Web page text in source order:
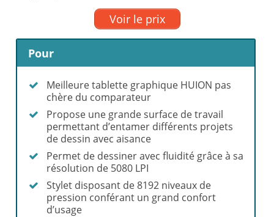
Voir le prix
Pour
Meilleure tablette graphique HUION pas
chère du comparateur
Propose une grande surface de travail
permettant d’entamer différents projets
de dessin avec aisance
Permet de dessiner avec fluidité grâce à sa
résolution de 5080 LPI
Stylet disposant de 8192 niveaux de
pression conférant un grand confort
d’usage